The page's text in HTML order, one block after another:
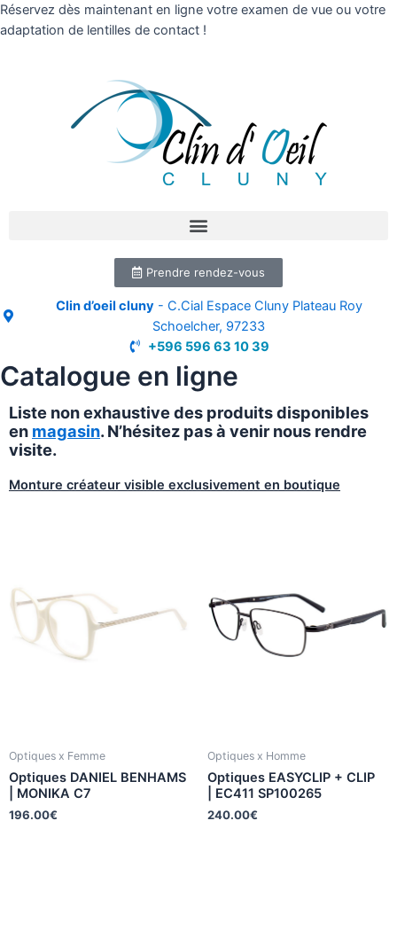
Réservez dès maintenant en ligne votre examen de vue ou votre
adaptation de lentilles de contact !
Prendre rendez-vous
Clin d’oeil cluny- C.Cial Espace Cluny Plateau Roy
Schoelcher, 97233
+596 596 63 10 39
Catalogue en ligne
Liste non exhaustive des produits disponibles
en magasin. N’hésitez pas à venir nous rendre
visite.
Monture créateur visible exclusivement en boutique
Optiques x Femme
Optiques DANIEL BENHAMS
| MONIKA C7
196.00€
Optiques x Homme
Optiques EASYCLIP + CLIP
| EC411 SP100265
240.00€